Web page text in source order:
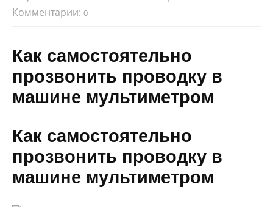
Комментарии: 0
Как самостоятельно
прозвонить проводку в
машине мультиметром
Как самостоятельно
прозвонить проводку в
машине мультиметром